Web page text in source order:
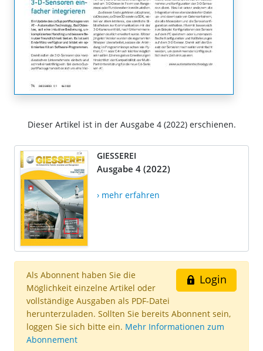
Dieser Artikel ist in der Ausgabe 4 (2022) erschienen.
GIESSEREI
Ausgabe 4 (2022)
› mehr erfahren
Login
Als Abonnent haben Sie die
Möglichkeit einzelne Artikel oder
vollständige Ausgaben als PDF-Datei
herunterzuladen. Sollten Sie bereits Abonnent sein,
loggen Sie sich bitte ein. Mehr Informationen zum
Abonnement